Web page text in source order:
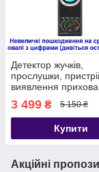
Детектор жучків,
прослушки,
виявлення
камер Protect
з уцінкою)
3 499 ₴ 5 150 ₴
Купити
Акційні